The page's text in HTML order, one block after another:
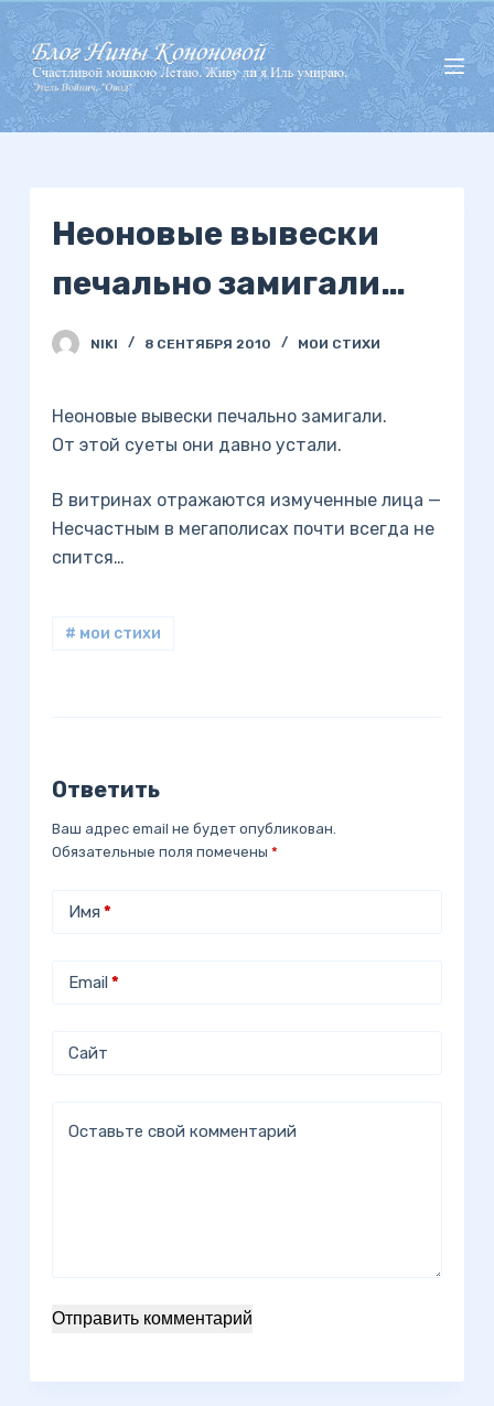
П
е
р
е
й
Неоновые вывески
печально замигали…
NIKI 8 СЕНТЯБРЯ 2010 МОИ СТИХИ
Неоновые вывески печально замигали.
От этой суеты они давно устали.
В витринах отражаются измученные лица —
Несчастным в мегаполисах почти всегда не
спится…
# мои стихи
Ответить
Ваш адрес email не будет опубликован.
Обязательные поля помечены *
Имя *
Email *
Сайт
Оставьте свой комментарий
Отправить комментарий